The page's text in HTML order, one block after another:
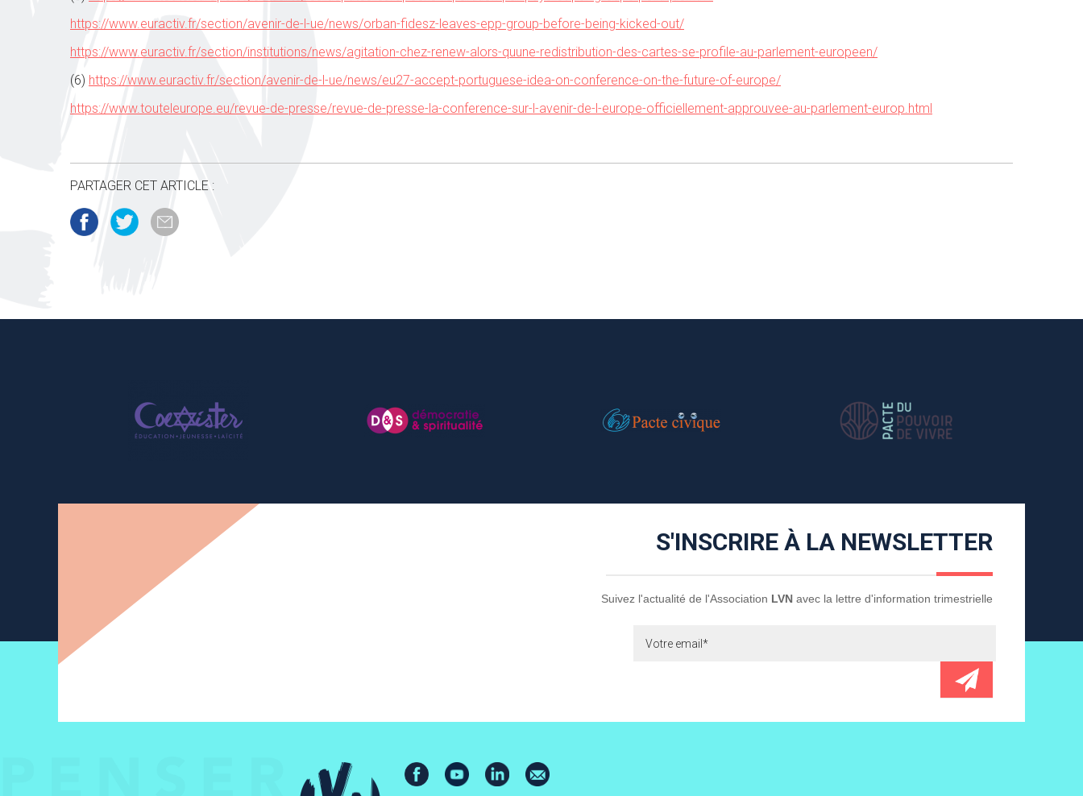
https://www.euractiv.fr/section/avenir-de-l-ue/news/orban-fidesz-leaves-epp-group-before-being-kicked-out/
https://www.euractiv.fr/section/institutions/news/agitation-chez-renew-alors-quune-redistribution-des-cartes-se-profile-au-parlement-europeen/
(6) https://www.euractiv.fr/section/avenir-de-l-ue/news/eu27-accept-portuguese-idea-on-conference-on-the-future-of-europe/
https://www.touteleurope.eu/revue-de-presse/revue-de-presse-la-conference-sur-l-avenir-de-l-europe-officiellement-approuvee-au-parlement-europ.html
PARTAGER CET ARTICLE :
S'INSCRIRE À LA NEWSLETTER
Suivez l'actualité de l'Association LVN avec la lettre d'information trimestrielle